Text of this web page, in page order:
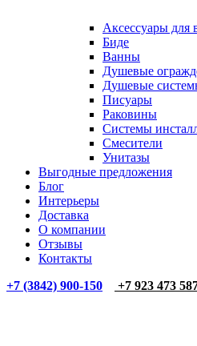
Аксессуары для
Биде
Ванны
Душевые
Душевые
Писуары
Раковины
Системы
Смесители
Унитазы
Выгодные предложения
Блог
Интерьеры
Доставка
О компании
Отзывы
Контакты
+7 (3842) 900-150
+7 923 473